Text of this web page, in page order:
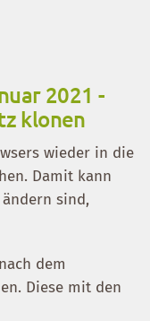
2021 -
klonen
wieder in die
Damit kann
sind,
dem
Diese mit den